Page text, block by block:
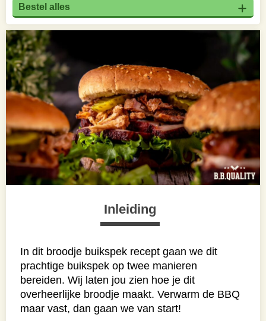
Inleiding
In dit broodje buikspek recept gaan we dit
prachtige buikspek op twee manieren
bereiden. Wij laten jou zien hoe je dit
overheerlijke broodje maakt. Verwarm de BBQ
maar vast, dan gaan we van start!
Bestel alles